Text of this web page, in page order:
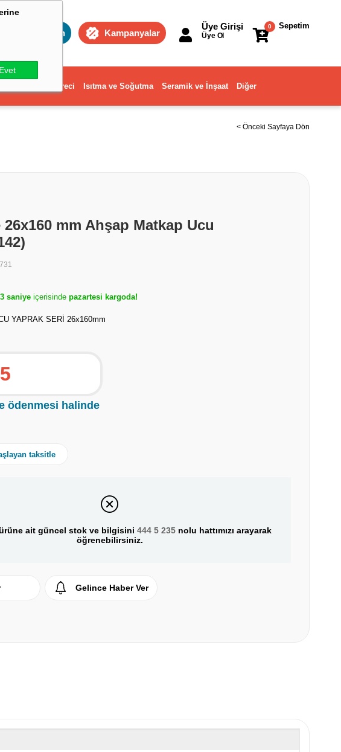
Evet
Toptan Kampanyalar
Sepetim
0
Üye Girişi
Üye Ol
ve Ev Gereci Isıtma ve Soğutma Seramik ve İnşaat Diğer
< Önceki Sayfaya Dön
mm Ahşap Matkap Ucu
saniye içerisinde pazartesi kargoda!
YAPRAK SERİ 26x160mm
ödenmesi halinde
taksitle
ait güncel stok ve bilgisini 444 5 235nolu hattımızı arayarak
öğrenebilirsiniz.
Gelince Haber Ver